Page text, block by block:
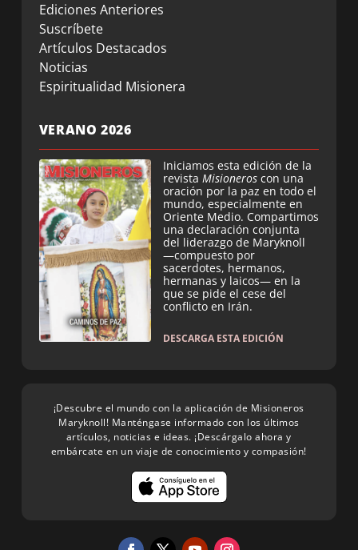
Ediciones Anteriores
Suscríbete
Artículos Destacados
Noticias
Espiritualidad Misionera
VERANO 2026
Iniciamos esta edición de la
revista Misioneros con una
oración por la paz en todo el
mundo, especialmente en
Oriente Medio. Compartimos
una declaración conjunta
del liderazgo de Maryknoll
—compuesto por
sacerdotes, hermanos,
hermanas y laicos— en la
que se pide el cese del
conflicto en Irán.
DESCARGA ESTA EDICIÓN
¡Descubre el mundo con la aplicación de Misioneros
Maryknoll! Manténgase informado con los últimos
artículos, noticias e ideas. ¡Descárgalo ahora y
embárcate en un viaje de conocimiento y compasión!